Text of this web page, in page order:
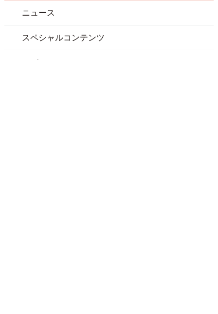
ニュース
スペシャルコンテンツ
マガジン